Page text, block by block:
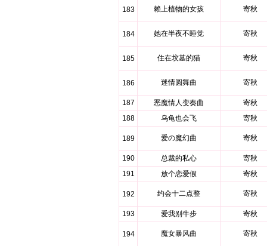
183 赖上植物的女孩 寄秋
184 她在半夜不睡觉 寄秋
185 住在坟墓的猫 寄秋
186 迷情圆舞曲 寄秋
187 恶魔情人变奏曲
寄秋
188
乌龟也会飞 寄秋
189 爱の魔幻曲 寄秋
190 总裁的私心
寄秋
191
放个恋爱假 寄秋
192 约会十二点整 寄秋
193 爱我别牛步 寄秋
194 魔女暴风曲 寄秋